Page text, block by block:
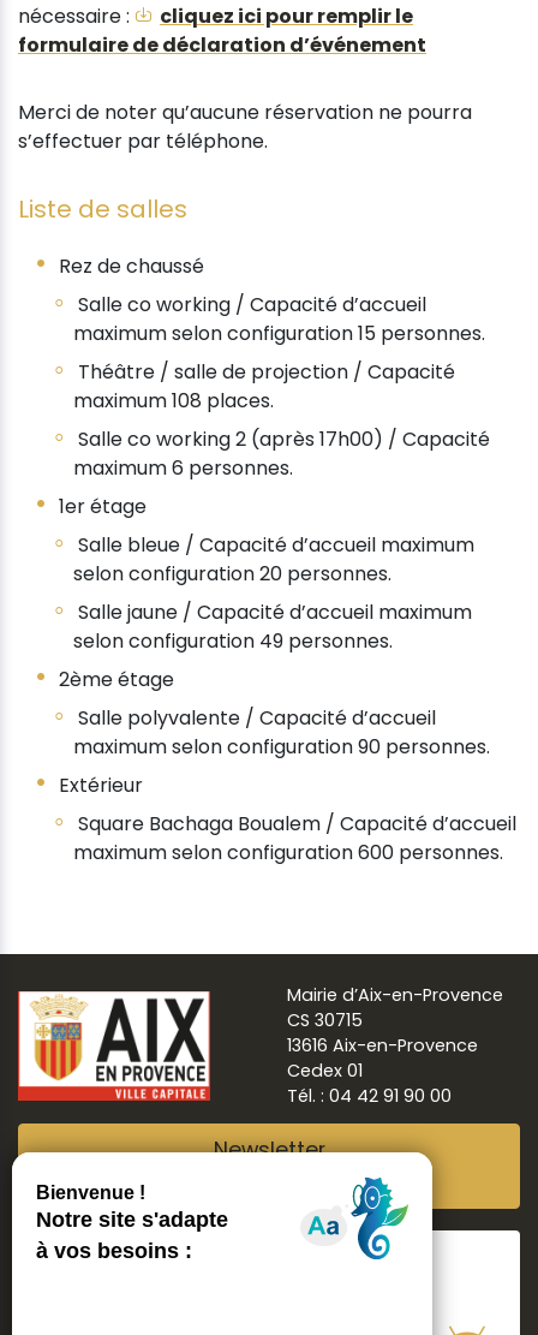
nécessaire :
cliquez ici pour remplir le
formulaire de déclaration d’événement
Merci de noter qu’aucune réservation ne pourra
s’effectuer par téléphone.
Liste de salles
Rez de chaussé
Salle co working / Capacité d’accueil
maximum selon configuration 15 personnes.
Théâtre / salle de projection / Capacité
maximum 108 places.
Salle co working 2 (après 17h00) / Capacité
maximum 6 personnes.
1er étage
Salle bleue / Capacité d’accueil maximum
selon configuration 20 personnes.
Salle jaune / Capacité d’accueil maximum
selon configuration 49 personnes.
2ème étage
Salle polyvalente / Capacité d’accueil
maximum selon configuration 90 personnes.
Extérieur
Square Bachaga Boualem / Capacité d’accueil
maximum selon configuration 600 personnes.
Mairie d’Aix-en-Provence
CS 30715
13616 Aix-en-Provence
Cedex 01
Tél. : 04 42 91 90 00
Newsletter
Suivre Aix ma ville